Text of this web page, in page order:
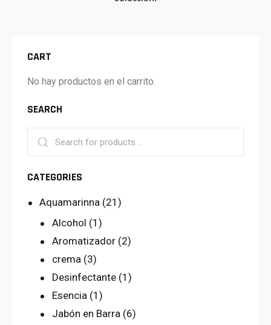
CART
No hay productos en el carrito.
SEARCH
CATEGORIES
Aquamarinna (21)
Alcohol (1)
Aromatizador (2)
crema (3)
Desinfectante (1)
Esencia (1)
Jabón en Barra (6)